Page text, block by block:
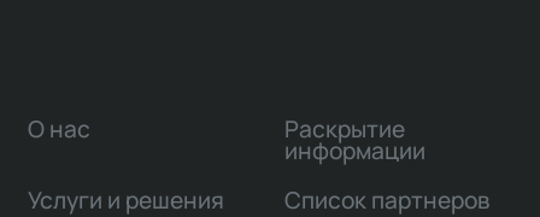
О нас
Услуги и решения
Раскрытие
информации
Список партнеров